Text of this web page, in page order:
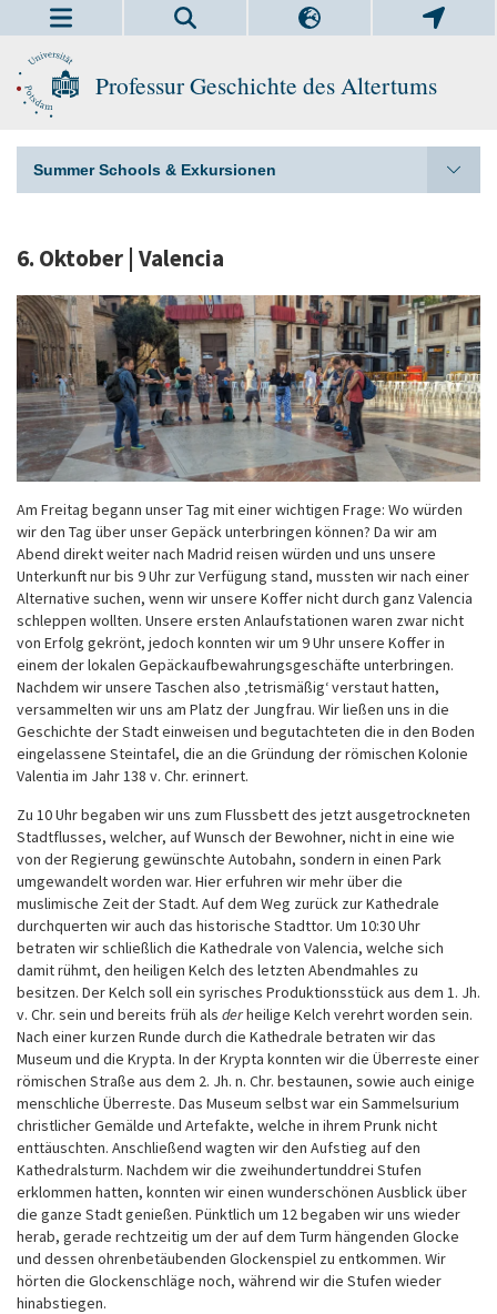
Professur Geschichte des Altertums
Summer Schools & Exkursionen
6. Oktober | Valencia
Am Freitag begann unser Tag mit einer wichtigen Frage: Wo würden
wir den Tag über unser Gepäck unterbringen können? Da wir am
Abend direkt weiter nach Madrid reisen würden und uns unsere
Unterkunft nur bis 9 Uhr zur Verfügung stand, mussten wir nach einer
Alternative suchen, wenn wir unsere Koffer nicht durch ganz Valencia
schleppen wollten. Unsere ersten Anlaufstationen waren zwar nicht
von Erfolg gekrönt, jedoch konnten wir um 9 Uhr unsere Koffer in
einem der lokalen Gepäckaufbewahrungsgeschäfte unterbringen.
Nachdem wir unsere Taschen also ‚tetrismäßig‘ verstaut hatten,
versammelten wir uns am Platz der Jungfrau. Wir ließen uns in die
Geschichte der Stadt einweisen und begutachteten die in den Boden
eingelassene Steintafel, die an die Gründung der römischen Kolonie
Valentia im Jahr 138 v. Chr. erinnert.
Zu 10 Uhr begaben wir uns zum Flussbett des jetzt ausgetrockneten
Stadtflusses, welcher, auf Wunsch der Bewohner, nicht in eine wie
von der Regierung gewünschte Autobahn, sondern in einen Park
umgewandelt worden war. Hier erfuhren wir mehr über die
muslimische Zeit der Stadt. Auf dem Weg zurück zur Kathedrale
durchquerten wir auch das historische Stadttor. Um 10:30 Uhr
betraten wir schließlich die Kathedrale von Valencia, welche sich
damit rühmt, den heiligen Kelch des letzten Abendmahles zu
besitzen. Der Kelch soll ein syrisches Produktionsstück aus dem 1. Jh.
v. Chr. sein und bereits früh als derheilige Kelch verehrt worden sein.
Nach einer kurzen Runde durch die Kathedrale betraten wir das
Museum und die Krypta. In der Krypta konnten wir die Überreste einer
römischen Straße aus dem 2. Jh. n. Chr. bestaunen, sowie auch einige
menschliche Überreste. Das Museum selbst war ein Sammelsurium
christlicher Gemälde und Artefakte, welche in ihrem Prunk nicht
enttäuschten. Anschließend wagten wir den Aufstieg auf den
Kathedralsturm. Nachdem wir die zweihundertunddrei Stufen
erklommen hatten, konnten wir einen wunderschönen Ausblick über
die ganze Stadt genießen. Pünktlich um 12 begaben wir uns wieder
herab, gerade rechtzeitig um der auf dem Turm hängenden Glocke
und dessen ohrenbetäubenden Glockenspiel zu entkommen. Wir
hörten die Glockenschläge noch, während wir die Stufen wieder
hinabstiegen.